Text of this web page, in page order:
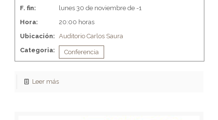
F. fin:
lunes 30 de noviembre de -1
Hora:
20:00 horas
Ubicación: Auditorio Carlos Saura
Categoria:
Conferencia
Leer más